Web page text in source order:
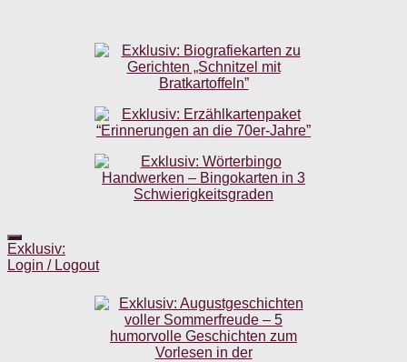
Exklusiv:
Login / Logout